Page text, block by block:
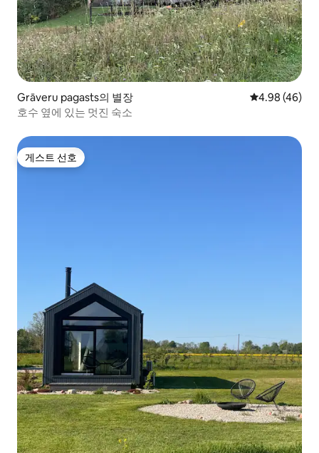
Grāveru pagasts의 별장 평점 4.98점(5
4.98 (46)
호수 옆에 있는 멋진 숙소
게스트 선호
게스트 선호